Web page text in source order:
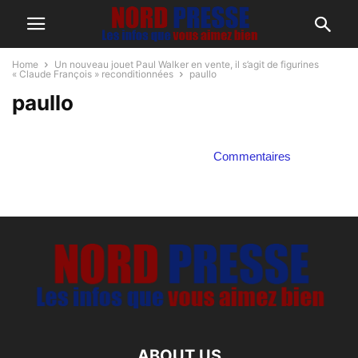
Home
Un nouveau jouet Paul Walker en vente, il s’agit de figurines
« Claude François » reconditionnées
paullo
paullo
Commentaires